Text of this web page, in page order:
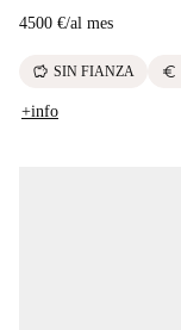
4500 €/al mes
savings SIN FIANZA euro
+info